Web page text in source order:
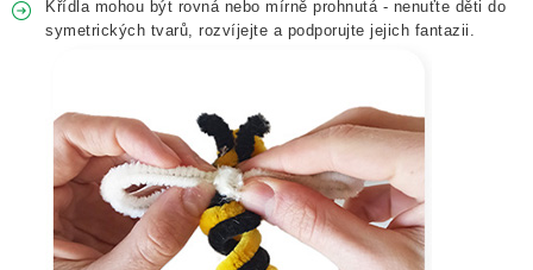
Křídla mohou být rovná nebo mírně prohnutá - nenuťte děti do
symetrických tvarů, rozvíjejte a podporujte jejich fantazii.